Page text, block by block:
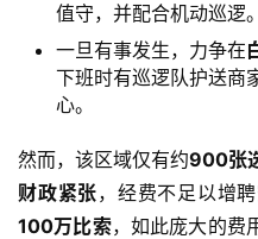
值守，并配合机动巡逻。
一旦有事发生，力争在
下班时有巡逻队护送商
心。
然而，该区域仅有约900张
财政紧张，经费不足以增
100万比索，如此庞大的费